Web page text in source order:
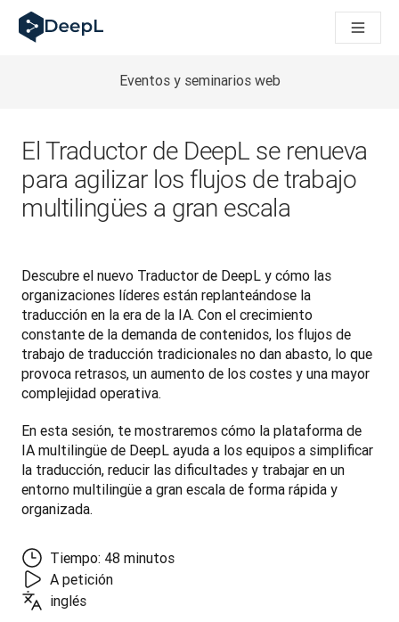
DeepL para agentes de IA
Translation Flow de DeepL: nuevos flujos de trabajo
How we brought Swiss German to DeepL
Desarrollando evaluación de calidad de traducción en DeepL
De la traducción de texto a una plataforma de voz en tiempo
Building an instantly accessible voice demo with DeepL
Eventos y seminarios web
El Traductor de DeepL se renueva
para agilizar los flujos de trabajo
multilingües a gran escala
Descubre el nuevo Traductor de DeepL y cómo las
organizaciones líderes están replanteándose la
traducción en la era de la IA. Con el crecimiento
constante de la demanda de contenidos, los flujos de
trabajo de traducción tradicionales no dan abasto, lo que
provoca retrasos, un aumento de los costes y una mayor
complejidad operativa.
En esta sesión, te mostraremos cómo la plataforma de
IA multilingüe de DeepL ayuda a los equipos a simplificar
la traducción, reducir las dificultades y trabajar en un
entorno multilingüe a gran escala de forma rápida y
organizada.
Tiempo: 48 minutos
A petición
inglés